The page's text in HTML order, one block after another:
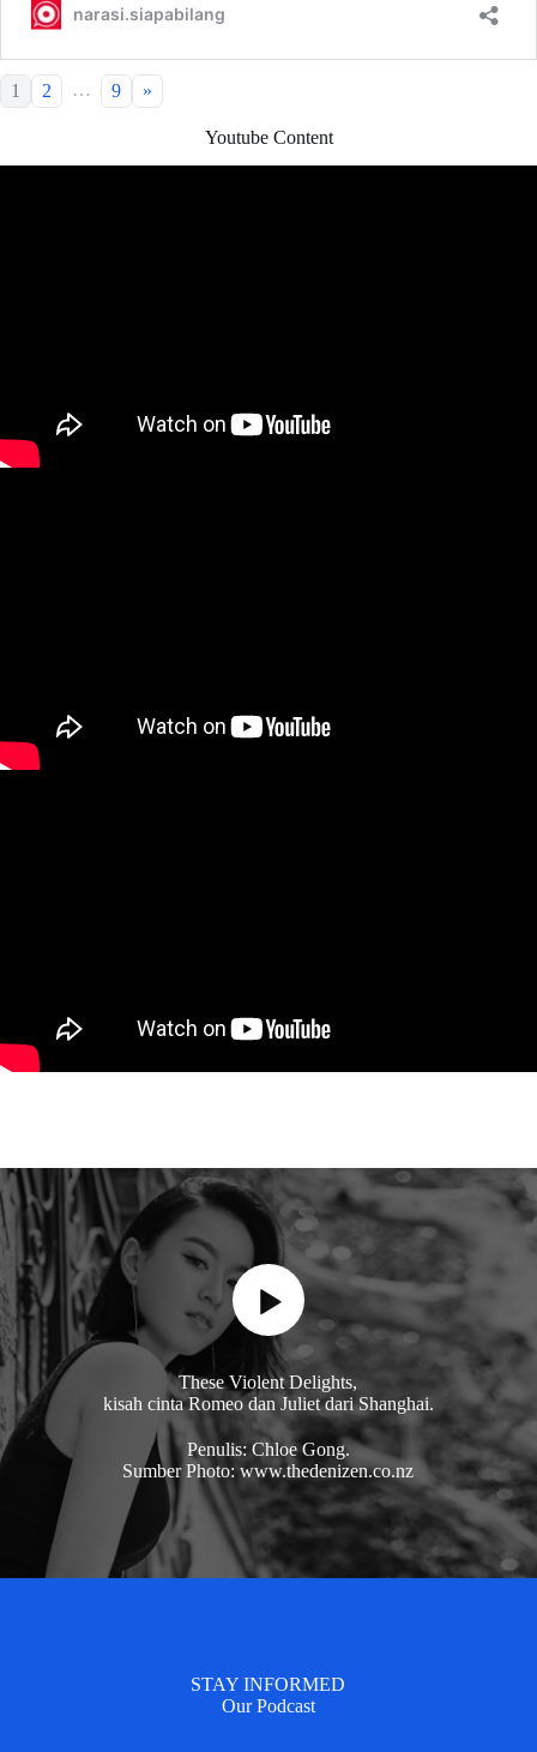
1 2 … 9 »
Youtube Content
These Violent Delights,
kisah cinta Romeo dan Juliet dari Shanghai.
Penulis: Chloe Gong.
Sumber Photo: www.thedenizen.co.nz
STAY INFORMED
Our Podcast